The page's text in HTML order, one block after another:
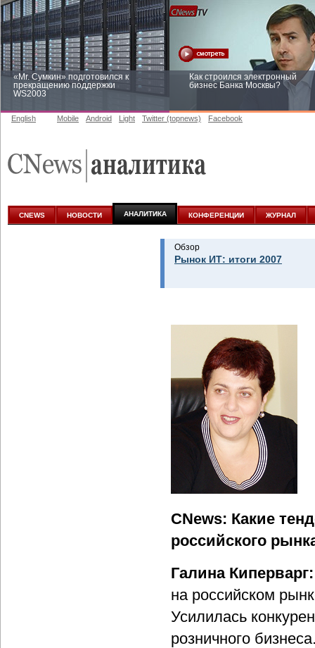
«Mr. Сумкин» подготовился к
прекращению поддержки
WS2003
Как строился электронный
бизнес Банка Москвы?
аналитике
English Mobile Android Light Twitter (topnews) Facebook
CNEWS НОВОСТИ АНАЛИТИКА КОНФЕРЕНЦИИ ЖУРНАЛ
Обзор
Рынок ИТ: итоги 2007
CNews: Какие
российского
Галина Киперварг:
на российском
Усилилась
розничного